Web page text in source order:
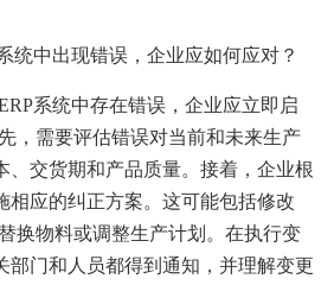
统中出现错误，企业应如何应对？
系统中存在错误，企业应立即启
，需要评估错误对当前和未来生产
、交货期和产品质量。接着，企业根
相应的纠正方案。这可能包括修改
换物料或调整生产计划。在执行变
部门和人员都得到通知，并理解变更